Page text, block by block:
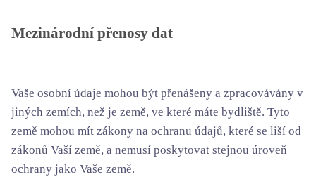
Mezinárodní přenosy dat
Vaše osobní údaje mohou být přenášeny a zpracovávány v
jiných zemích, než je země, ve které máte bydliště. Tyto
země mohou mít zákony na ochranu údajů, které se liší od
zákonů Vaší země, a nemusí poskytovat stejnou úroveň
ochrany jako Vaše země.